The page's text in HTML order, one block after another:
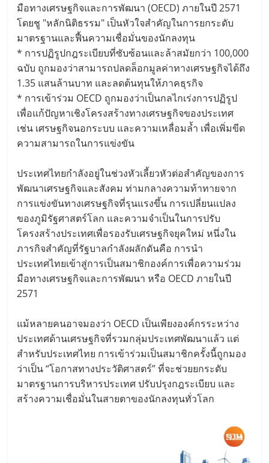
มือทางเศรษฐกิจและการพัฒนา (OECD) ภายในปี 2571
โดยชู "หลักนิติธรรม" เป็นหัวใจสำคัญในการยกระดับ
มาตรฐานและฟื้นความเชื่อมั่นของนักลงทุน
* การปฏิรูปกฎระเบียบที่ซับซ้อนและล้าสมัยกว่า 100,000
ฉบับ ถูกมองว่าสามารถปลดล็อกมูลค่าทางเศรษฐกิจได้ถึง
1.35 แสนล้านบาท และลดต้นทุนให้ภาคธุรกิจ
* การเข้าร่วม OECD ถูกมองว่าเป็นกลไกเร่งการปฏิรูป
เพื่อแก้ปัญหาเชิงโครงสร้างทางเศรษฐกิจของประเทศ
เช่น เศรษฐกิจนอกระบบ และความเหลื่อมล้ำ เพื่อเพิ่มขีด
ความสามารถในการแข่งขัน
ประเทศไทยกำลังอยู่ในช่วงหัวเลี้ยวหัวต่อสำคัญของการ
พัฒนาเศรษฐกิจและสังคม ท่ามกลางความท้าทายจาก
การแข่งขันทางเศรษฐกิจที่รุนแรงขึ้น การเปลี่ยนแปลง
ของภูมิรัฐศาสตร์โลก และความจำเป็นในการปรับ
โครงสร้างประเทศเพื่อรองรับเศรษฐกิจยุคใหม่ หนึ่งใน
ภารกิจสำคัญที่รัฐบาลกำลังผลักดันคือ การนำ
ประเทศไทยเข้าสู่การเป็นสมาชิกองค์การเพื่อความร่วม
มือทางเศรษฐกิจและการพัฒนา หรือ OECD ภายในปี
2571
แม้หลายคนอาจมองว่า OECD เป็นเพียงองค์กรระหว่าง
ประเทศด้านเศรษฐกิจที่รวมกลุ่มประเทศพัฒนาแล้ว แต่
สำหรับประเทศไทย การเข้าร่วมเป็นสมาชิกครั้งนี้ถูกมอง
ว่าเป็น “โอกาสทางประวัติศาสตร์” ที่จะช่วยยกระดับ
มาตรฐานการบริหารประเทศ ปรับปรุงกฎระเบียบ และ
สร้างความเชื่อมั่นในสายตาของนักลงทุนทั่วโลก